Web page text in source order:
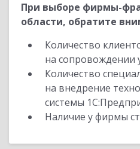
При выборе фирмы-
области, обратите
Количество
на сопровождении
Количество
на внедрение
системы
Наличие у фирмы